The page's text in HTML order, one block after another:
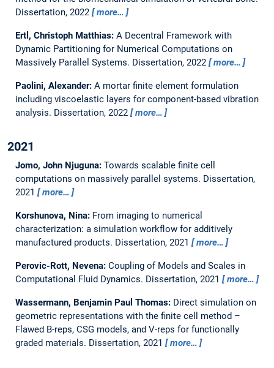
Dissertation, 2022 more…
Ertl, Christoph Matthias: A Decentral Framework with
Dynamic Partitioning for Numerical Computations on
Massively Parallel Systems. Dissertation, 2022 more…
Paolini, Alexander: A mortar finite element formulation
including viscoelastic layers for component-based vibration
analysis. Dissertation, 2022 more…
2021
Jomo, John Njuguna: Towards scalable finite cell
computations on massively parallel systems. Dissertation,
2021
more…
Korshunova, Nina: From imaging to numerical
characterization: a simulation workflow for additively
manufactured products. Dissertation, 2021 more…
Perovic-Rott, Nevena: Coupling of Models and Scales in
Computational Fluid Dynamics. Dissertation, 2021 more…
Wassermann, Benjamin Paul Thomas: Direct simulation on
geometric representations with the finite cell method –
Flawed B-reps, CSG models, and V-reps for functionally
graded materials. Dissertation, 2021 more…